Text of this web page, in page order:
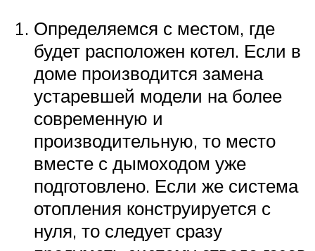
Определяемся с местом, где
будет расположен котел. Если в
доме производится замена
устаревшей модели на более
современную и
производительную, то место
вместе с дымоходом уже
подготовлено. Если же система
отопления конструируется с
нуля, то следует сразу